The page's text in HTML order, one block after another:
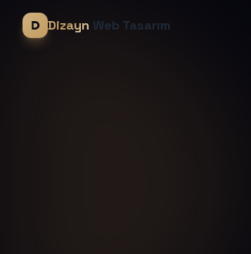
Dizayn Web Tasarım